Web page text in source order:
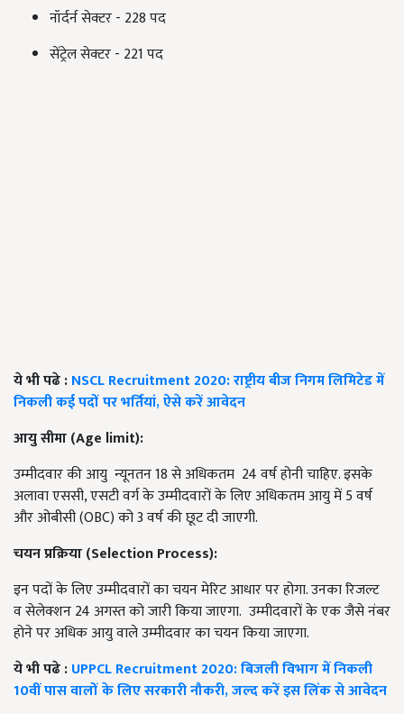
नॉर्दर्न सेक्टर - 228 पद
सेंट्रेल सेक्टर - 221 पद
ये भी पढे :NSCL Recruitment 2020: राष्ट्रीय बीज निगम लिमिटेड में
निकली कई पदों पर भर्तियां, ऐसे करें आवेदन
आयुसीमा(Age limit):
उम्मीदवार की आयु न्यूनतन 18 से अधिकतम 24 वर्ष होनी चाहिए. इसके
अलावा एससी, एसटी वर्ग के उम्मीदवारों के लिए अधिकतम आयु में 5 वर्ष
और ओबीसी (OBC) को 3 वर्ष की छूट दी जाएगी.
चयनप्रक्रिया(Selection Process):
इन पदों के लिए उम्मीदवारों का चयन मेरिट आधार पर होगा. उनका रिजल्ट
व सेलेक्शन 24 अगस्त को जारी किया जाएगा. उम्मीदवारों के एक जैसे नंबर
होने पर अधिक आयु वाले उम्मीदवार का चयन किया जाएगा.
ये भी पढे :UPPCL Recruitment 2020: बिजली विभाग में निकली
10वीं पास वालों के लिए सरकारी नौकरी, जल्द करें इस लिंक से आवेदन